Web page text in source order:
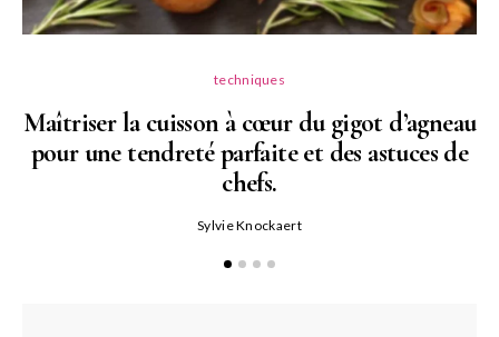
techniques
Maîtriser la cuisson à cœur du gigot d’agneau
pour une tendreté parfaite et des astuces de
chefs.
Sylvie Knockaert